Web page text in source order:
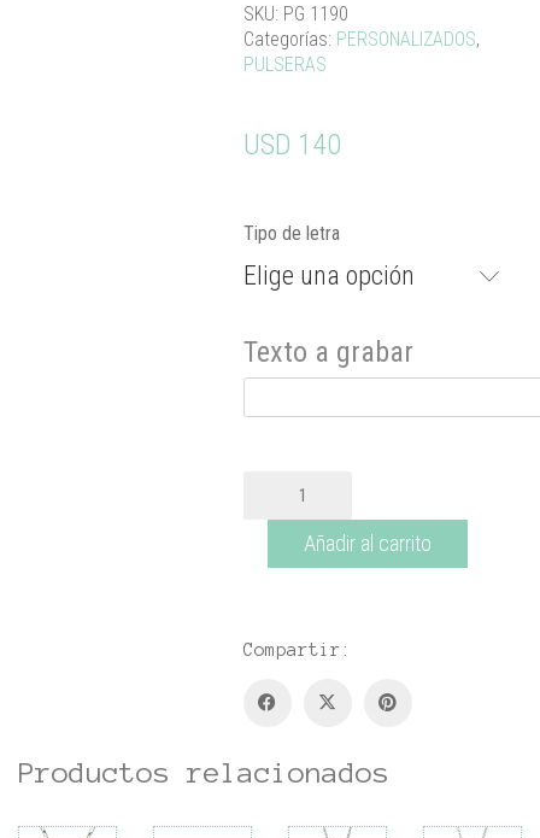
SKU: PG 1190
Categorías: PERSONALIZADOS,
PULSERAS
USD 140
Tipo de letra
Elige una opción
Texto a grabar
Aljaba
cantidadAñadir al carrito
Compartir:
Productos relacionados